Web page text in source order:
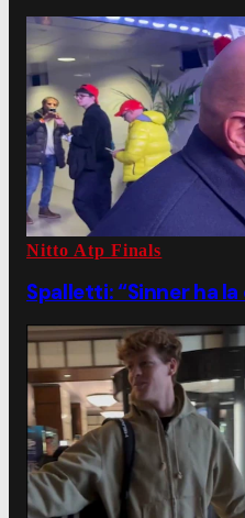
Nitto Atp Finals
Spalletti: “Sinner ha